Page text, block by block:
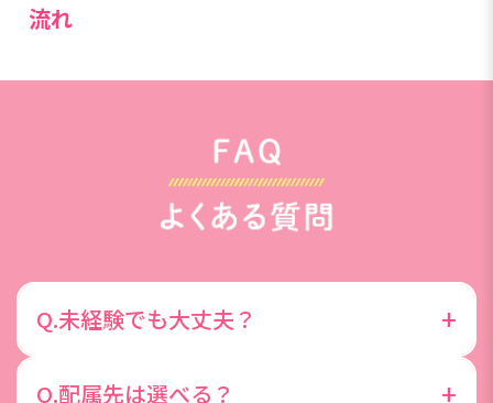
流れ
Q.未経験でも大丈夫？ +
Q.配属先は選べる？ +